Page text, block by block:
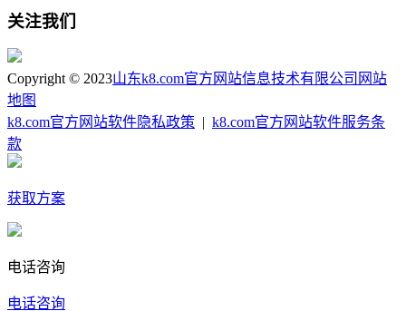
关注我们
Copyright © 2023山东k8.com官方网站信息技术有限公司 网站
地图
k8.com官方网站软件隐私政策
k8.com官方网站软件服务条
款
获取方案
电话咨询
电话咨询